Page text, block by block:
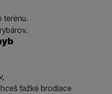
terénu.
ťažké brodiace